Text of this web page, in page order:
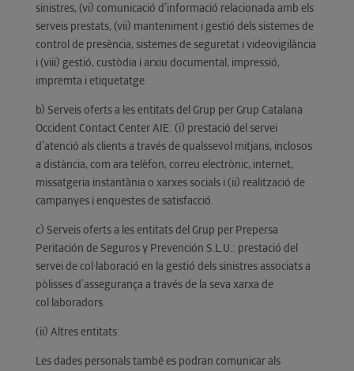
sinistres, (vi) comunicació d’informació relacionada amb els
serveis prestats, (vii) manteniment i gestió dels sistemes de
control de presència, sistemes de seguretat i videovigilància
i (viii) gestió, custòdia i arxiu documental, impressió,
impremta i etiquetatge.
b) Serveis oferts a les entitats del Grup per Grup Catalana
Occident Contact Center AIE: (i) prestació del servei
d’atenció als clients a través de qualssevol mitjans, inclosos
a distància, com ara telèfon, correu electrònic, internet,
missatgeria instantània o xarxes socials i (ii) realització de
campanyes i enquestes de satisfacció.
c) Serveis oferts a les entitats del Grup per Prepersa
Peritación de Seguros y Prevención S.L.U.: prestació del
servei de col·laboració en la gestió dels sinistres associats a
pòlisses d’assegurança a través de la seva xarxa de
col·laboradors.
(ii) Altres entitats:
Les dades personals també es podran comunicar als